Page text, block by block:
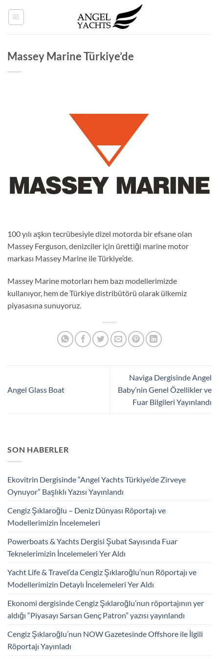
Massey Marine Türkiye’de
100 yılı aşkın tecrübesiyle dizel motorda bir efsane olan
Massey Ferguson, denizciler için ürettiği marine motor
markası Massey Marine ile Türkiye’de.
Massey Marine motorları hem bazı modellerimizde
kullanıyor, hem de Türkiye distribütörü olarak ülkemiz
piyasasına sunuyoruz.
Angel Glass Boat
Naviga Dergisinde Angel
Baby’nin Genel Özellikler ve
Fuar Bilgileri Yayınlandı
SON HABERLER
Ekovitrin Dergisinde “Angel Yachts Türkiye’de Zirveye
Oynuyor” Başlıklı Yazısı Yayınlandı
Cengiz Şıklaroğlu – Deniz Dünyası Röportajı ve
Modellerimizin İncelemeleri
Powerboats & Yachts Dergisi Şubat Sayısında Fuar
Teknelerimizin İncelemeleri Yer Aldı
Yacht Life & Travel’da Cengiz Şıklaroğlu’nun Röportajı ve
Modellerimizin Detaylı İncelemeleri Yer Aldı
Ekonomi dergisinde Cengiz Şıklaroğlu’nun röportajının yer
aldığı “Piyasayı Sarsan Genç Patron” yazısı yayınlandı
Cengiz Şıklaroğlu’nun NOW Gazetesinde Offshore ile İlgili
Röportajı Yayınladı